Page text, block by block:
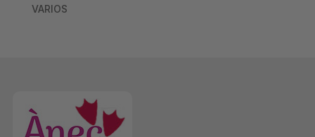
VARIOS